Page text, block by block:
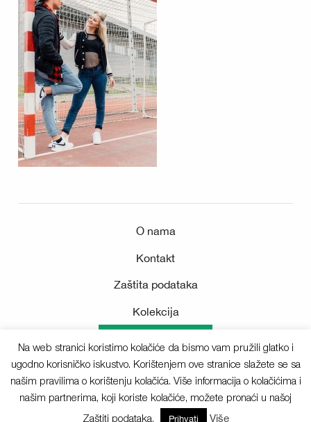
O nama
Kontakt
Zaštita podataka
Kolekcija
Sva prava pridržana © 2025 Deichmann
Na web stranici koristimo kolačiće da bismo vam pružili glatko i
ugodno korisničko iskustvo. Korištenjem ove stranice slažete se sa
našim pravilima o korištenju kolačića. Više informacija o kolačićima i
našim partnerima, koji koriste kolačiće, možete pronaći u našoj
Zaštiti podataka.
Prihvati Više